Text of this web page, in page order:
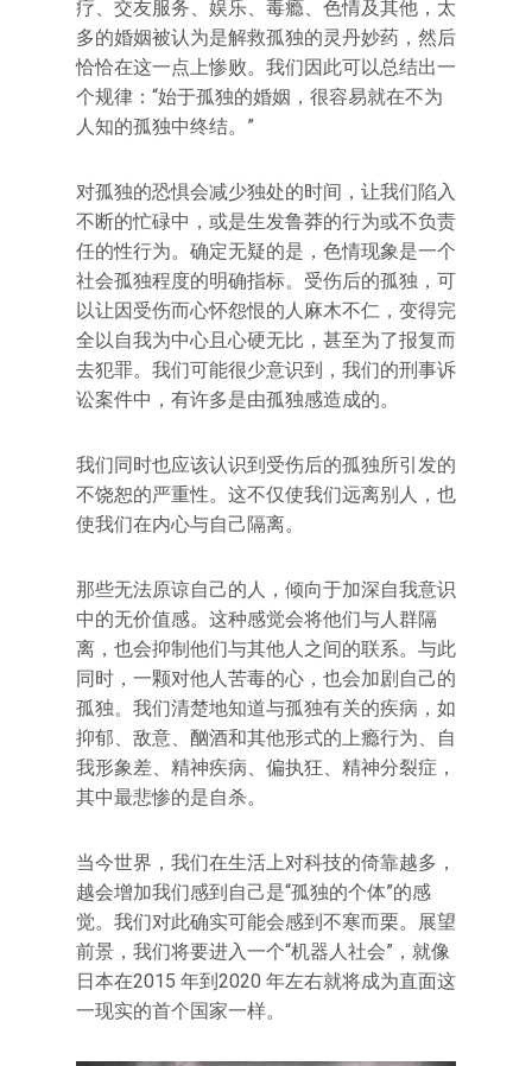
疗、交友服务、娱乐、毒瘾、色情及其他，太
多的婚姻被认为是解救孤独的灵丹妙药，然后
恰恰在这一点上惨败。我们因此可以总结出一
个规律：“始于孤独的婚姻，很容易就在不为
人知的孤独中终结。”
对孤独的恐惧会减少独处的时间，让我们陷入
不断的忙碌中，或是生发鲁莽的行为或不负责
任的性行为。确定无疑的是，色情现象是一个
社会孤独程度的明确指标。受伤后的孤独，可
以让因受伤而心怀怨恨的人麻木不仁，变得完
全以自我为中心且心硬无比，甚至为了报复而
去犯罪。我们可能很少意识到，我们的刑事诉
讼案件中，有许多是由孤独感造成的。
我们同时也应该认识到受伤后的孤独所引发的
不饶恕的严重性。这不仅使我们远离别人，也
使我们在内心与自己隔离。
那些无法原谅自己的人，倾向于加深自我意识
中的无价值感。这种感觉会将他们与人群隔
离，也会抑制他们与其他人之间的联系。与此
同时，一颗对他人苦毒的心，也会加剧自己的
孤独。我们清楚地知道与孤独有关的疾病，如
抑郁、敌意、酗酒和其他形式的上瘾行为、自
我形象差、精神疾病、偏执狂、精神分裂症，
其中最悲惨的是自杀。
当今世界，我们在生活上对科技的倚靠越多，
越会增加我们感到自己是“孤独的个体”的感
觉。我们对此确实可能会感到不寒而栗。展望
前景，我们将要进入一个“机器人社会”，就像
日本在2015 年到2020 年左右就将成为直面这
一现实的首个国家一样。